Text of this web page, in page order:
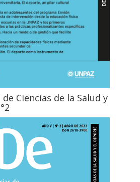
de Ciencias de la Salud y